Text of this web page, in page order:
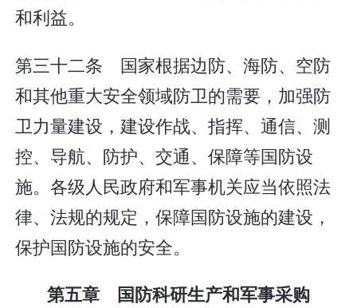
和利益。
第三十二条 国家根据边防、海防、空防
和其他重大安全领域防卫的需要，加强防
卫力量建设，建设作战、指挥、通信、测
控、导航、防护、交通、保障等国防设
施。各级人民政府和军事机关应当依照法
律、法规的规定，保障国防设施的建设，
保护国防设施的安全。
第五章 国防科研生产和军事采购